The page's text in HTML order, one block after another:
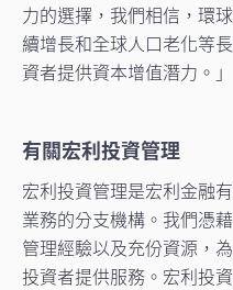
力的選擇，我們相信，環
續增長和全球人口老化等
資者提供資本增值潛力。」
有關宏利投資管理
宏利投資管理是宏利金融
業務的分支機構。我們憑
管理經驗以及充份資源，
投資者提供服務。宏利投